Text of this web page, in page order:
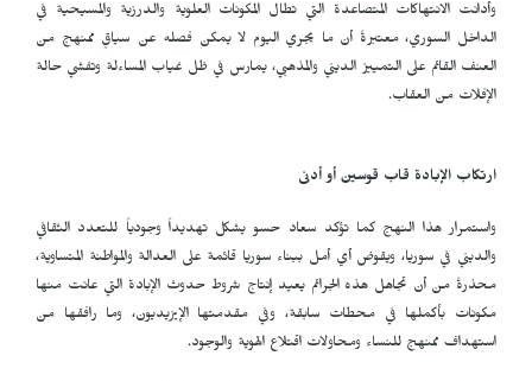
وأدانت الانتهاكات المتصاعدة التي تطال المكونات العلوية والدرزية والمسيحية في
الداخل السوري، معتبرةً أن ما يجري اليوم لا يمكن فصله عن سياقٍ ممنهج من
العنف القائم على التمييز الديني والمذهبي، يمارس في ظل غياب المساءلة وتفشي حالة
الإفلات من العقاب.
ارتكاب الإبادة قاب قوسين أو أدنى
واستمرار هذا النهج كما تؤكد سعاد حسو يشكل تهديداً وجودياً للتعدد الثقافي
والديني في سوريا، ويقوض أي أمل ببناء سوريا قائمة على العدالة والمواطنة المتساوية،
محذرةً من أن تجاهل هذه الجرائم يعيد إنتاج شروط حدوث الإبادة التي عانت منها
مكونات بأكملها في محطات سابقة، وفي مقدمتها الإيزيديون، وما رافقها من
استهداف ممنهج للنساء ومحاولات اقتلاع الهوية والوجود.